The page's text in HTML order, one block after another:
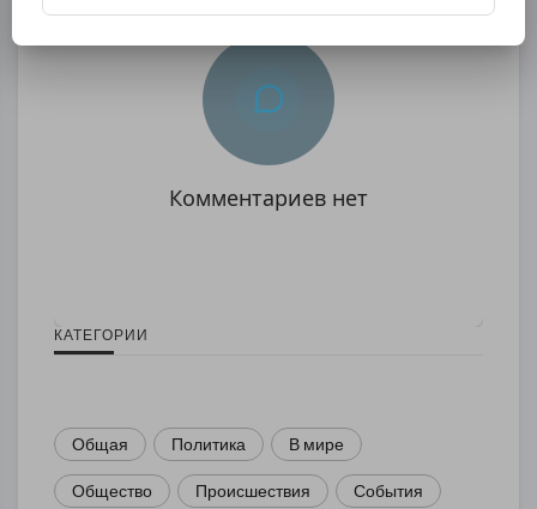
Комментариев нет
КАТЕГОРИИ
Общая Политика В мире
Общество Происшествия События